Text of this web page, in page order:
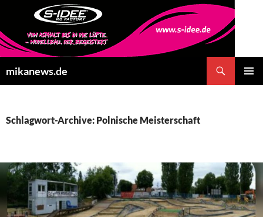
mikanews.de
Schlagwort-Archive: Polnische Meisterschaft